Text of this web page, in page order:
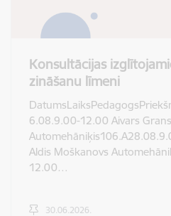
Konsultācijas
zināšanu līmeni
6.08.9.00-12.00 Aivars
Aldis Moškanovs
12.00…
30.06.2026.